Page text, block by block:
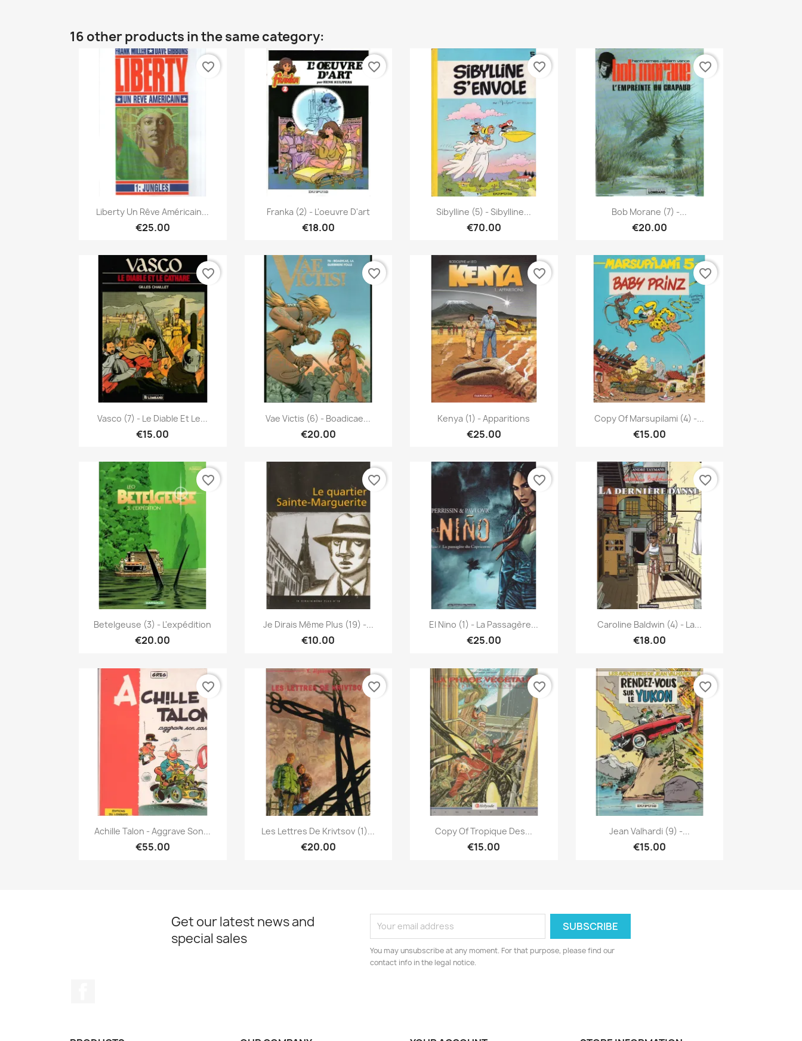
16 other products in the same category:
Quick view
Liberty Un Rêve Américain...
€25.00
favorite_border
Quick view
Franka (2) - L'oeuvre D'art
€18.00
favorite_border
Quick view
Sibylline (5) - Sibylline...
€70.00
favorite_border
Quick view
Bob Morane (7) -...
€20.00
favorite_border
 Quick view
Vasco (7) - Le Diable Et Le...
€15.00
favorite_border
Quick view
Vae Victis (6) - Boadicae...
€20.00
favorite_border
 Quick view
Kenya (1) - Apparitions
€25.00
favorite_border
Quick view
Copy Of Marsupilami (4) -...
€15.00
favorite_border
Quick view
Betelgeuse (3) - L'expédition
€20.00
favorite_border
Quick view
Je Dirais Même Plus (19) -...
€10.00
favorite_border
Quick view
El Nino (1) - La Passagère...
€25.00
favorite_border
 Quick view
Caroline Baldwin (4) - La...
€18.00
favorite_border
Quick view
Achille Talon - Aggrave Son...
€55.00
favorite_border
Quick view
Les Lettres De Krivtsov (1)...
€20.00
favorite_border
Quick view
Copy Of Tropique Des...
€15.00
favorite_border
Quick view
Jean Valhardi (9) -...
€15.00
favorite_border
Get our latest news and
special sales
You may unsubscribe at any moment. For that purpose, please find our
contact info in the legal notice.